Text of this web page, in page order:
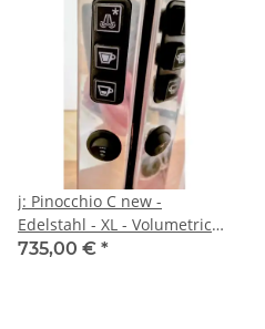
j: Pinocchio C new -
Edelstahl - XL - Volumetrico
plus Elektronik-Paket -
735,00 € *